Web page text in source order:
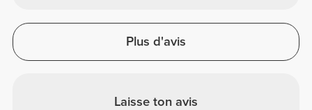
Plus d'avis
Laisse ton avis